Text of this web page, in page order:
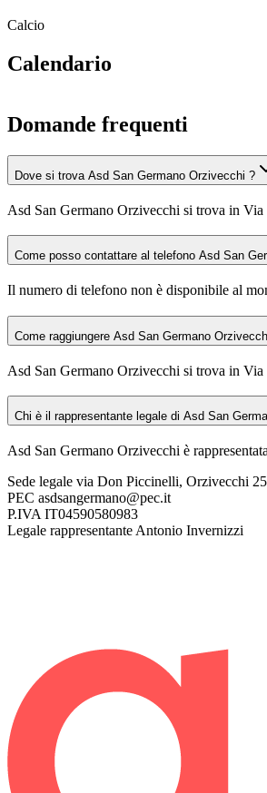
Calcio
Calendario
Domande frequenti
Dove si trova Asd San Germano Orzivecchi ?
Asd San Germano Orzivecchi si trova in
Come posso contattare al telefono Asd San
Il numero di telefono non è disponibile al
Come raggiungere Asd San Germano
Asd San Germano Orzivecchi si trova in
Chi è il rappresentante legale di Asd San
Asd San Germano Orzivecchi è
Sede legale via Don Piccinelli, Orzivecchi
PEC asdsangermano@pec.it
P.IVA IT04590580983
Legale rappresentante Antonio Invernizzi